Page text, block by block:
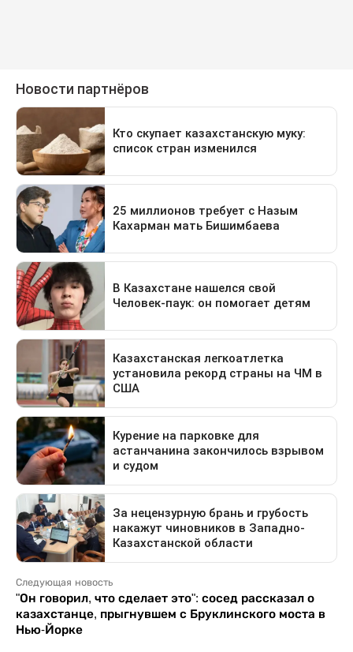
Следующая новость
"Он говорил, что сделает это": сосед рассказал о
казахстанце, прыгнувшем с Бруклинского моста в
Нью-Йорке